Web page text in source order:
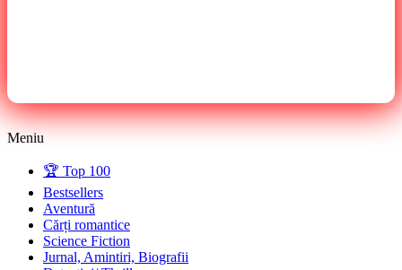
Meniu
🏆 Top 100
Bestsellers
Aventură
Cărți romantice
Science Fiction
Jurnal, Amintiri, Biografii